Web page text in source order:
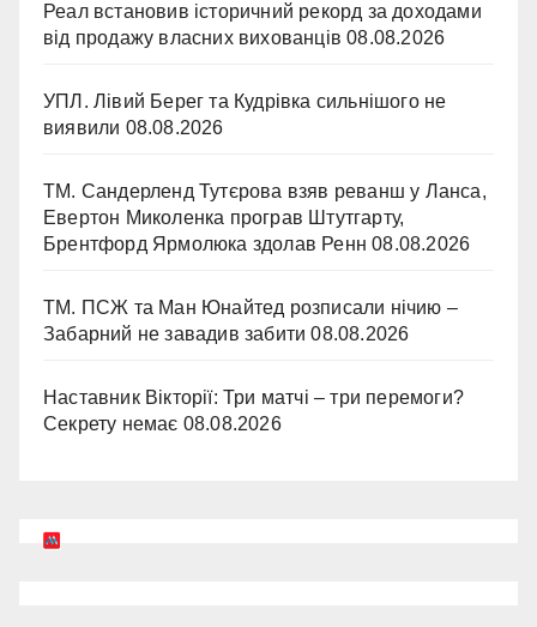
Реал встановив історичний рекорд за доходами
від продажу власних вихованців 08.08.2026
УПЛ. Лівий Берег та Кудрівка сильнішого не
виявили 08.08.2026
ТМ. Сандерленд Тутєрова взяв реванш у Ланса,
Евертон Миколенка програв Штутгарту,
Брентфорд Ярмолюка здолав Ренн 08.08.2026
ТМ. ПСЖ та Ман Юнайтед розписали нічию –
Забарний не завадив забити 08.08.2026
Наставник Вікторії: Три матчі – три перемоги?
Секрету немає 08.08.2026